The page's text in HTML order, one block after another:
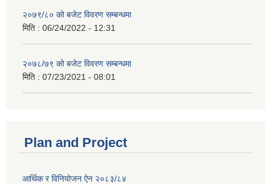
२०७९/८० को बजेट विवरण सम्बन्धमा
मिति : 06/24/2022 - 12:31
२०७८/७९ को बजेट विवरण सम्बन्धमा
मिति : 07/23/2021 - 08:01
Plan and Project
आर्थिक र विनियोजन ऐन २०८३/८४